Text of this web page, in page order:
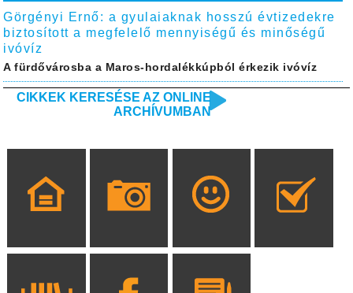
Görgényi Ernő: a gyulaiaknak hosszú évtizedekre
biztosított a megfelelő mennyiségű és minőségű
ivóvíz
A fürdővárosba a Maros-hordalékkúpból érkezik ivóvíz
CIKKEK KERESÉSE AZ ONLINE
ARCHÍVUMBAN